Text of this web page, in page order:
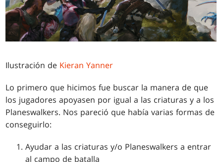
Ilustración de Kieran Yanner
Lo primero que hicimos fue buscar la manera de que
los jugadores apoyasen por igual a las criaturas y a los
Planeswalkers. Nos pareció que había varias formas de
conseguirlo:
Ayudar a las criaturas y/o Planeswalkers a entrar
al campo de batalla